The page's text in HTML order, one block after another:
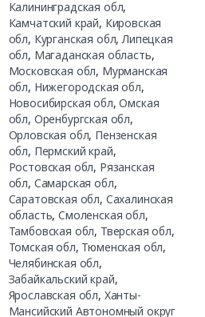
Калининградская обл,
Камчатский край, Кировская
обл, Курганская обл,Липецкая
обл, Магаданская область,
Московская обл, Мурманская
обл, Нижегородская обл,
Новосибирская обл,Омская
обл, Оренбургская обл,
Орловская обл, Пензенская
обл, Пермский край,
Ростовская обл, Рязанская
обл, Самарская обл,
Саратовская обл, Сахалинская
область,Смоленская обл,
Тамбовская обл, Тверская обл,
Томская обл, Тюменская обл,
Челябинская обл,
Забайкальский край,
Ярославская обл, Ханты-
Мансийский Автономный округ